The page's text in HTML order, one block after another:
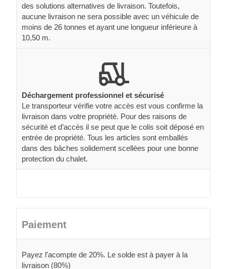
des solutions alternatives de livraison. Toutefois,
aucune livraison ne sera possible avec un véhicule de
moins de 26 tonnes et ayant une longueur inférieure à
10,50 m.
Déchargement professionnel et sécurisé
Le transporteur vérifie votre accès est vous confirme la
livraison dans votre propriété. Pour des raisons de
sécurité et d’accès il se peut que le colis soit déposé en
entrée de propriété. Tous les articles sont emballés
dans des bâches solidement scellées pour une bonne
protection du chalet.
Paiement
Payez l’acompte de 20%. Le solde est à payer à la
livraison (80%)